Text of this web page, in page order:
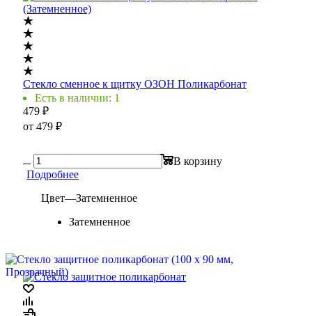
Стекло сменное к щитку ОЗОН Поликарбонат
Есть в наличии: 1
479 ₽
от 479 ₽
В корзину
Подробнее
Цвет—Затемненное
Затемненное